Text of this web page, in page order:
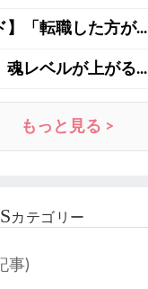
】「転職した方が...
魂レベルが上がる...
もっと見る >
カテゴリー
事)